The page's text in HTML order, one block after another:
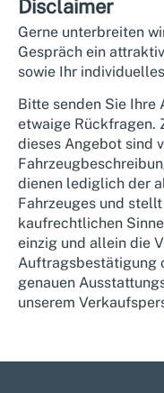
Disclaimer
Gerne unterbreiten
Gespräch ein
sowie Ihr
Bitte senden Sie Ihre
etwaige Rückfragen.
dieses Angebot sind
dienen lediglich der
Fahrzeuges und
kaufrechtlichen
einzig und allein die
Auftragsbestätigung
genauen
unserem